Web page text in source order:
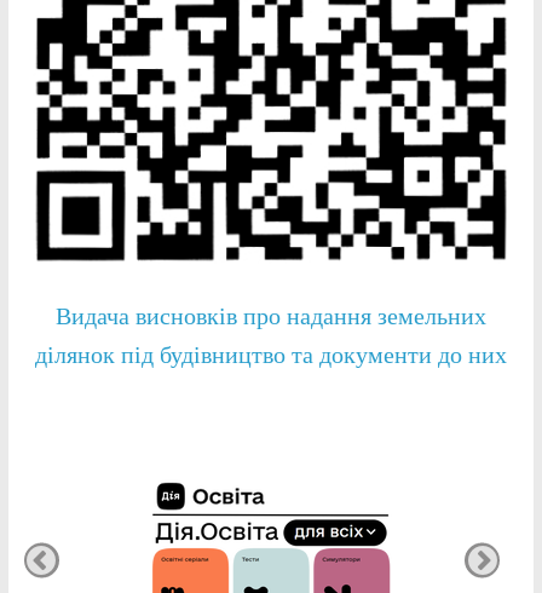
Видача висновків про надання земельних
ділянок під будівництво та документи до них